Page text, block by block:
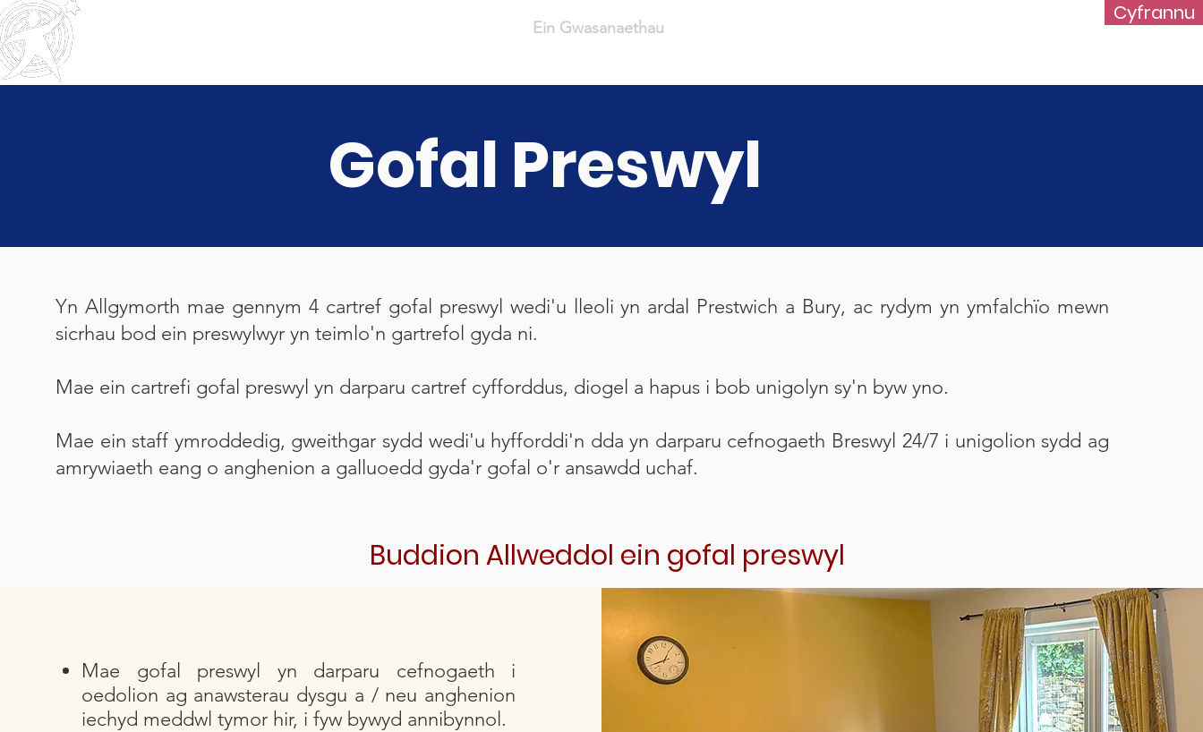
Cyfrannu
Ein Gwasanaethau
Gofal Preswyl
Yn Allgymorth mae gennym 4 cartref gofal preswyl wedi'u lleoli yn ardal Prestwich a Bury, ac rydym yn ymfalchïo mewn
sicrhau bod ein preswylwyr yn teimlo'n gartrefol gyda ni.
Mae ein cartrefi gofal preswyl yn darparu cartref cyfforddus, diogel a hapus i bob unigolyn sy'n byw yno.
Mae ein staff ymroddedig, gweithgar sydd wedi'u hyfforddi'n dda yn darparu cefnogaeth Breswyl 24/7 i unigolion sydd ag
amrywiaeth eang o anghenion a galluoedd gyda'r gofal o'r ansawdd uchaf.
Buddion Allweddol ein gofal preswyl
Mae gofal preswyl yn darparu cefnogaeth i
oedolion ag anawsterau dysgu a / neu anghenion
iechyd meddwl tymor hir, i fyw bywyd annibynnol.